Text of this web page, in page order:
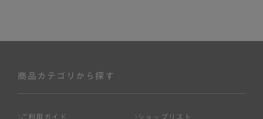
ません。
商品カテゴリから探す
ご利用ガイド ショップリスト